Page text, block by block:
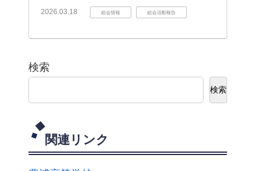
2026.03.18 総会情報 総会活動報告
検索
検索
関連リンク